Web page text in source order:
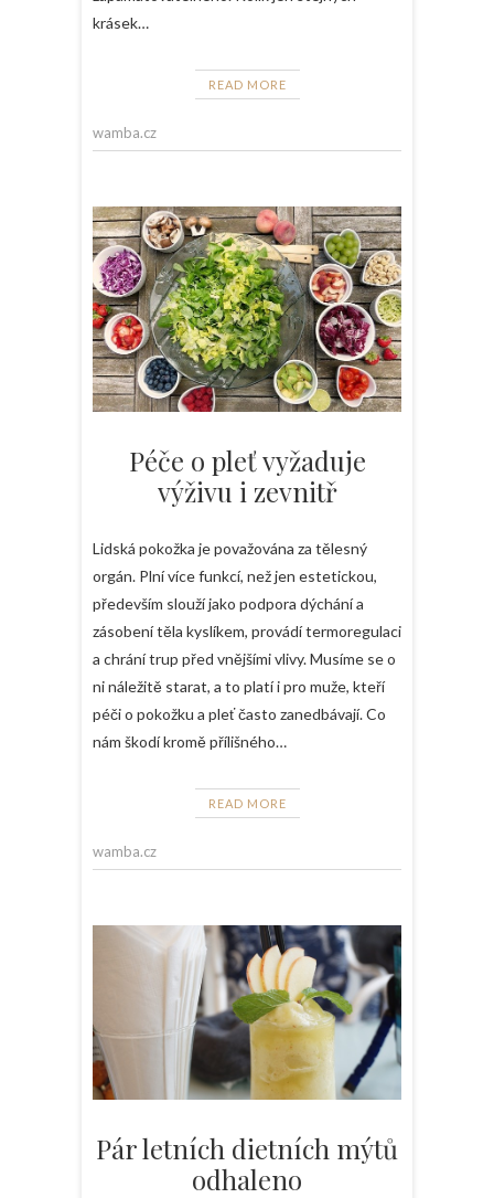
krásek…
READ MORE
wamba.cz
Péče o pleť vyžaduje
výživu i zevnitř
Lidská pokožka je považována za tělesný
orgán. Plní více funkcí, než jen estetickou,
především slouží jako podpora dýchání a
zásobení těla kyslíkem, provádí termoregulaci
a chrání trup před vnějšími vlivy. Musíme se o
ni náležitě starat, a to platí i pro muže, kteří
péči o pokožku a pleť často zanedbávají. Co
nám škodí kromě přílišného…
READ MORE
wamba.cz
Pár letních dietních mýtů
odhaleno